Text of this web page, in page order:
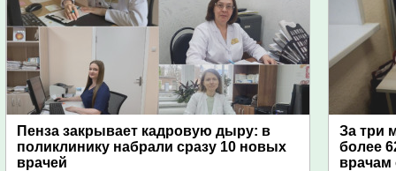
Пенза закрывает кадровую дыру: в
поликлинику набрали сразу 10 новых
врачей
За три
более
врачам